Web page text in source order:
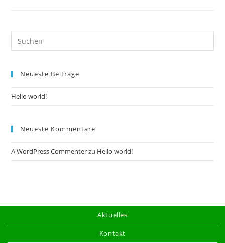
Neueste Beiträge
Hello world!
Neueste Kommentare
A WordPress Commenterzu Hello world!
Aktuelles
Kontakt